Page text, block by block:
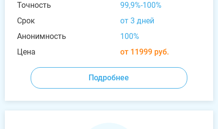
Точность
99,9%-100%
Срок
от 3 дней
Анонимность
100%
Цена
от 11999 руб.
Подробнее